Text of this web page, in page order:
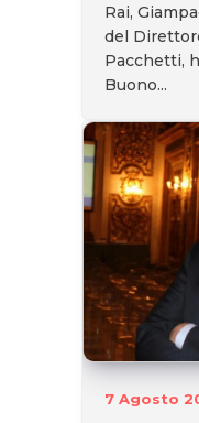
Rai,
del
Pacchetti,
Buono...
7 Agosto